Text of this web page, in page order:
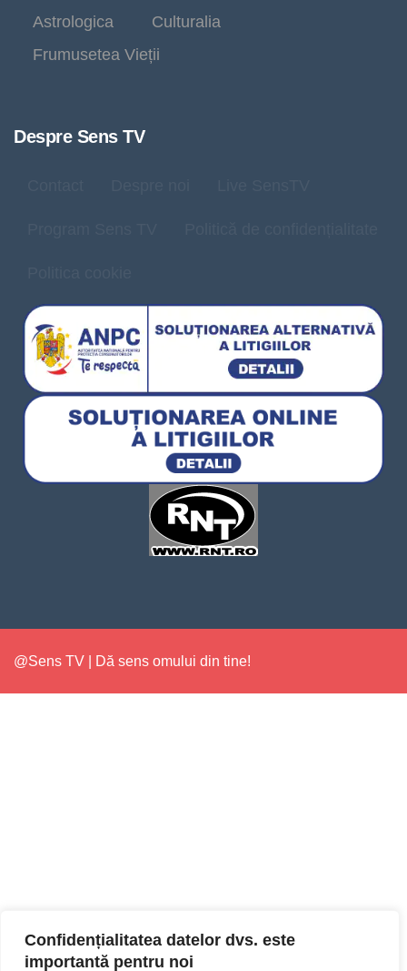
Confidențialitatea datelor dvs. este
importantă pentru noi
Astrologica
Culturalia
Frumusetea Vieții
Despre Sens TV
@Sens TV | Dă sens omului din tine!